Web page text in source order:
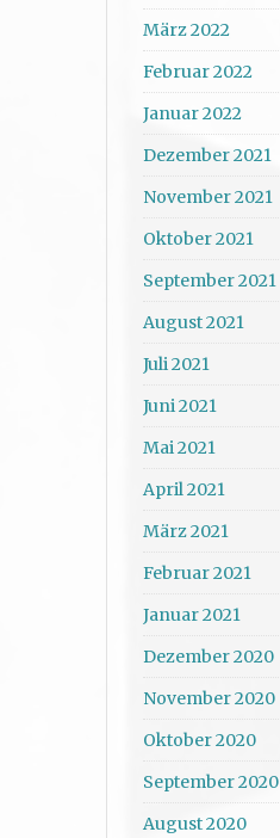
März 2022
Februar 2022
Januar 2022
Dezember 2021
November 2021
Oktober 2021
September 2021
August 2021
Juli 2021
Juni 2021
Mai 2021
April 2021
März 2021
Februar 2021
Januar 2021
Dezember 2020
November 2020
Oktober 2020
September 2020
August 2020